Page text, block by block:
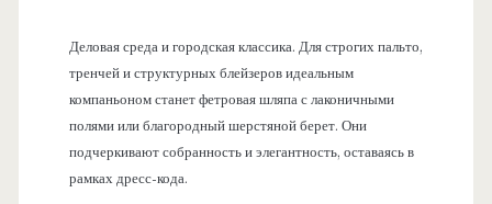
Деловая среда и городская классика. Для строгих пальто,
тренчей и структурных блейзеров идеальным
компаньоном станет фетровая шляпа с лаконичными
полями или благородный шерстяной берет. Они
подчеркивают собранность и элегантность, оставаясь в
рамках дресс-кода.